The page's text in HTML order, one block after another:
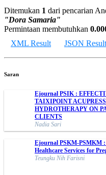
Ditemukan 1 dari pencarian
"Dora Samaria"
Permintaan membutuhkan
XML Result
JSON Result
Saran
Ejournal PSIK :
TAIXIPOINT
HYDROTHERAPY ON
CLIENTS
Nadia Sari
Ejournal PSKM-PSMKM :
Healthcare Services for
Teungku Nih Farisni